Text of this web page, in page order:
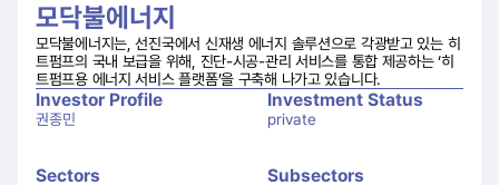
모닥불에너지
모닥불에너지는, 선진국에서 신재생 에너지 솔루션으로 각광받고 있는 히
트펌프의 국내 보급을 위해, 진단-시공-관리 서비스를 통합 제공하는 ‘히
트펌프용 에너지 서비스 플랫폼’을 구축해 나가고 있습니다.
Investor Profile
권종민
Investment Status
private
Sectors Subsectors